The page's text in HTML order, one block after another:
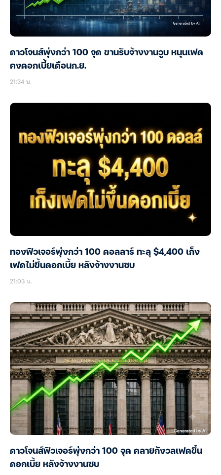
ดาวโจนส์พุ่งกว่า 100 จุด ขานรับจ้างงานวูบ หนุนเฟด
คงดอกเบี้ยเดือนก.ย.
21:34 น.
ทองฟิวเจอร์พุ่งกว่า 100 ดอลลาร์ ทะลุ $4,400 เก็ง
เฟดไม่ขึ้นดอกเบี้ย หลังจ้างงานซบ
21:03 น.
ดาวโจนส์ฟิวเจอร์พุ่งกว่า 100 จุด คลายกังวลเฟดขึ้น
ดอกเบี้ย หลังจ้างงานซบ